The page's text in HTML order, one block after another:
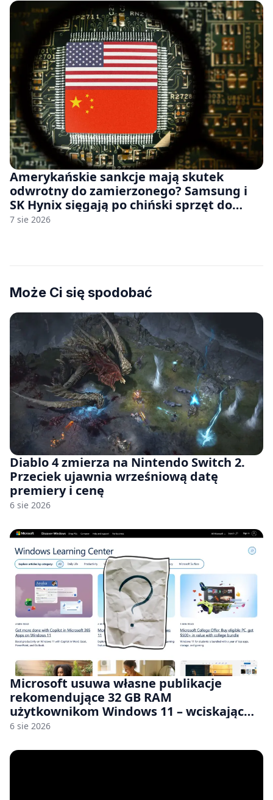
Amerykańskie sankcje mają skutek
odwrotny do zamierzonego? Samsung i
SK Hynix sięgają po chiński sprzęt do
fabryk chipów
7 sie 2026
Może Ci się spodobać
Diablo 4 zmierza na Nintendo Switch 2.
Przeciek ujawnia wrześniową datę
premiery i cenę
6 sie 2026
Microsoft usuwa własne publikacje
rekomendujące 32 GB RAM
użytkownikom Windows 11 – wciskając
nam przy tym komputery z 8 GB RAM po
6 sie 2026